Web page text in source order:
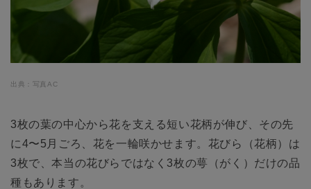
出典：写真AC
3枚の葉の中心から花を支える短い花柄が伸び、その先
に4〜5月ごろ、花を一輪咲かせます。花びら（花柄）は
3枚で、本当の花びらではなく3枚の萼（がく）だけの品
種もあります。